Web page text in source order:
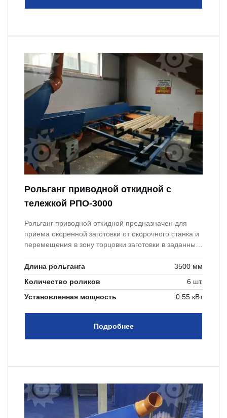
Рольганг приводной откидной с
тележкой РПО-3000
Рольганг приводной откидной предназначен для
приема окоренной заготовки от окорочного станка и
перемещения в зону торцовки заготовки в заданный
Длина рольганга
3500 мм
Количество роликов
6 шт.
Установленная мощность
0.55 кВт
Подробнее